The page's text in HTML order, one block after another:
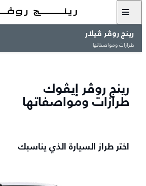
رينج روڤر ڤيلار
طرازات ومواصفاتها
رينج روڤر إيڤوك
طرازات ومواصفاتها
اختر طراز السيارة الذي يناسبك